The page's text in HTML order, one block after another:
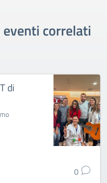
correlati
di
0